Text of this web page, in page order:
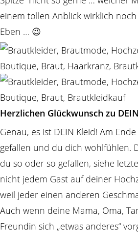
einem tollen Anblick wirklich
Eben … 😉
Herzlichen Glückwunsch zu
Genau, es ist DEIN Kleid! Am
gefallen und du dich wohlfühlen.
du so oder so gefallen, siehe
nicht jedem Gast auf deiner
weil jeder einen anderen
Auch wenn deine Mama, Oma,
Freundin sich „etwas anderes“